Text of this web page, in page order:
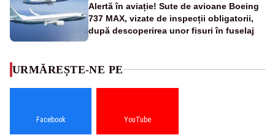
Alertă în aviație! Sute de avioane Boeing
737 MAX, vizate de inspecții obligatorii,
după descoperirea unor fisuri în fuselaj
URMĂREȘTE-NE PE
Facebook YouTube